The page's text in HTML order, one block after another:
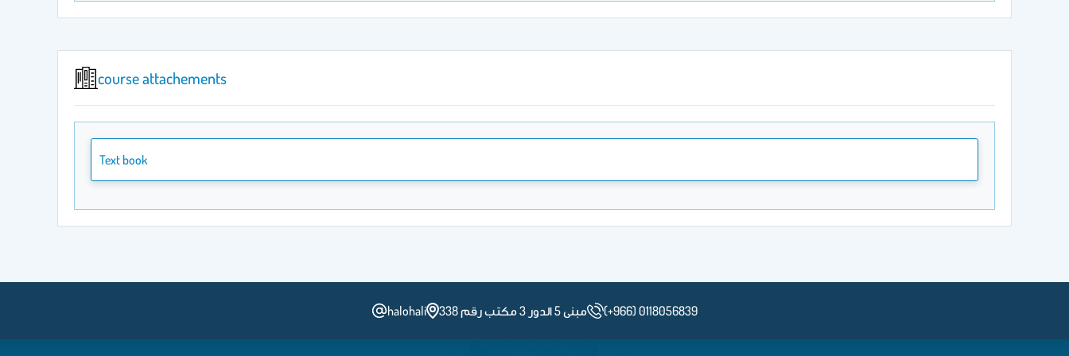
course attachements
Text book
halohali مبنى 5 الدور 3 مكتب رقم 338 (+966) 0118056839